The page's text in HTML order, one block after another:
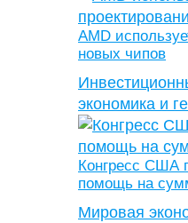
AMD
новых чипов
экономика и
Конгресс США
помощь на
Мировая